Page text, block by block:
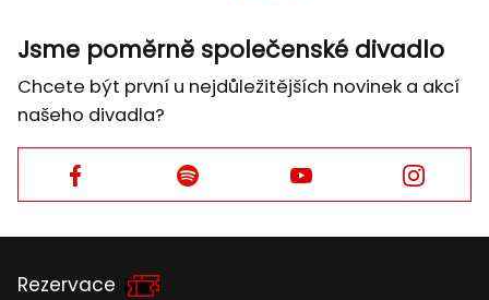
Jsme poměrně společenské divadlo
Chcete být první u nejdůležitějších novinek a akcí
našeho divadla?
Facebook Facebook Facebook Facebook
Rezervace